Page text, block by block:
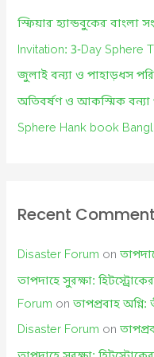
f
o
r
স্ফিয়ার হ্যান্ডবুকের বাংলা
Invitation: 3-Day Sphere
জুলাই বন্যা ও পাহাড়ধস
অতিবর্ষণ ও আকস্মিক বন্যা
Sphere Hank book
Recent
Disaster Forum on
তাপদাহে সুরক্ষা:
Forum onতাপপ্রবাহ
Disaster Forum on